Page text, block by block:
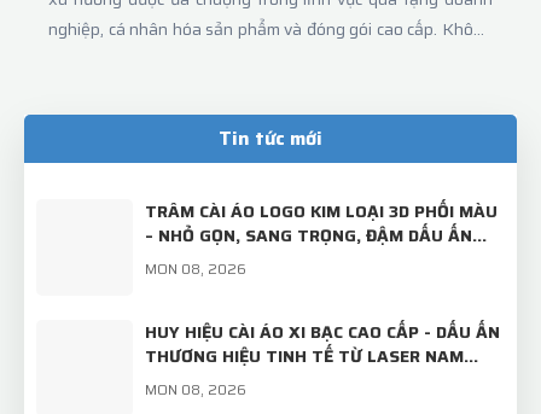
nghiệp, cá nhân hóa sản phẩm và đóng gói cao cấp. Không
Việt, chúng tôi chuyên sản xuất & gia công khắc laser trên
gỗ theo yêu cầu, từ số lượng nhỏ đến sản xuất quy mô lớn,
Tin tức mới
TRÂM CÀI ÁO LOGO KIM LOẠI 3D PHỐI MÀU
– NHỎ GỌN, SANG TRỌNG, ĐẬM DẤU ẤN
THƯƠNG HIỆU!
MON 08, 2026
HUY HIỆU CÀI ÁO XI BẠC CAO CẤP - DẤU ẤN
THƯƠNG HIỆU TINH TẾ TỪ LASER NAM
VIỆT
MON 08, 2026